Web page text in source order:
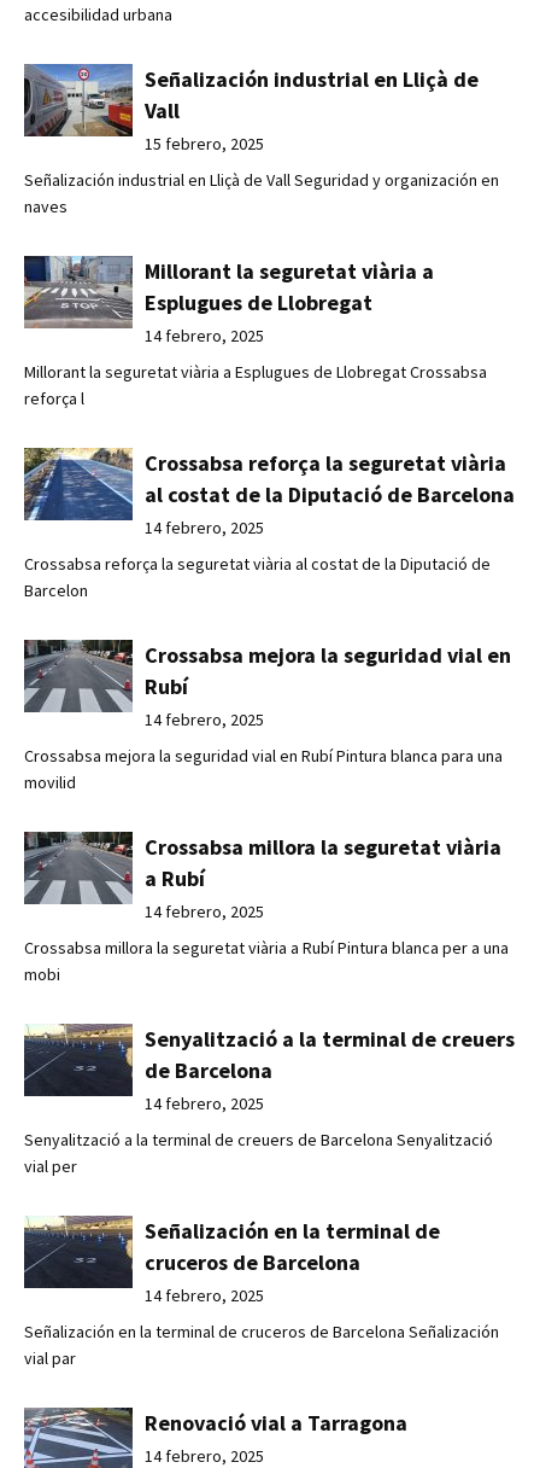
accesibilidad urbana
Señalización industrial en Lliçà de
Vall
15 febrero, 2025
Señalización industrial en Lliçà de Vall Seguridad y organización en
naves
Millorant la seguretat viària a
Esplugues de Llobregat
14 febrero, 2025
Millorant la seguretat viària a Esplugues de Llobregat Crossabsa
reforça l
Crossabsa reforça la seguretat viària
al costat de la Diputació de Barcelona
14 febrero, 2025
Crossabsa reforça la seguretat viària al costat de la Diputació de
Barcelon
Crossabsa mejora la seguridad vial en
Rubí
14 febrero, 2025
Crossabsa mejora la seguridad vial en Rubí Pintura blanca para una
movilid
Crossabsa millora la seguretat viària
a Rubí
14 febrero, 2025
Crossabsa millora la seguretat viària a Rubí Pintura blanca per a una
mobi
Senyalització a la terminal de creuers
de Barcelona
14 febrero, 2025
Senyalització a la terminal de creuers de Barcelona Senyalització
vial per
Señalización en la terminal de
cruceros de Barcelona
14 febrero, 2025
Señalización en la terminal de cruceros de Barcelona Señalización
vial par
Renovació vial a Tarragona
14 febrero, 2025